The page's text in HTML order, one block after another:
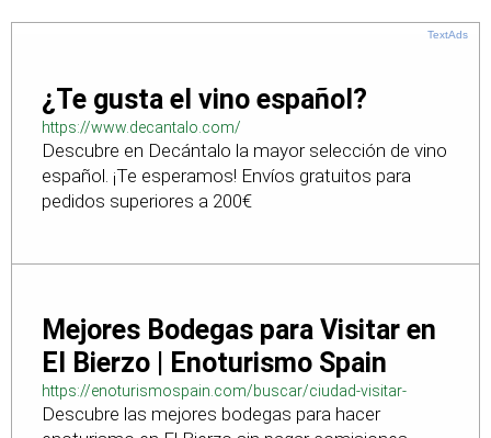
TextAds
¿Te gusta el vino español?
https://www.decantalo.com/
Descubre en Decántalo la mayor selección de vino
español. ¡Te esperamos! Envíos gratuitos para
pedidos superiores a 200€
Mejores Bodegas para Visitar en
El Bierzo | Enoturismo Spain
https://enoturismospain.com/buscar/ciudad-visitar-
bodegas-en-leon
Descubre las mejores bodegas para hacer